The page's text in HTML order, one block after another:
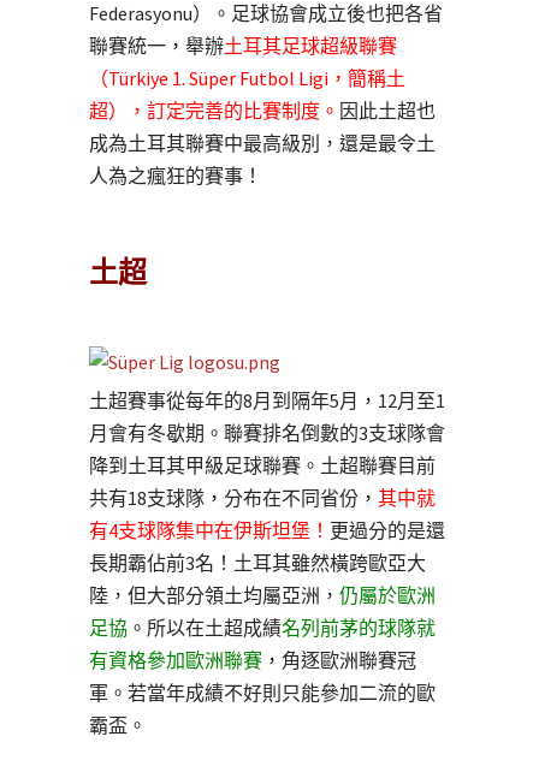
Federasyonu）。足球協會成立後也把各省
聯賽統一，舉辦土耳其足球超級聯賽
（Türkiye 1. Süper Futbol Ligi，簡稱土
超），訂定完善的比賽制度。 因此土超也
成為土耳其聯賽中最高級別，還是最令土
人為之瘋狂的賽事！
土超
土超賽事從每年的8月到隔年5月，12月至1
月會有冬歇期。聯賽排名倒數的3支球隊會
降到土耳其甲級足球聯賽。土超聯賽目前
共有18支球隊，分布在不同省份， 其中就
有4支球隊集中在伊斯坦堡！ 更過分的是還
長期霸佔前3名！土耳其雖然橫跨歐亞大
陸，但大部分領土均屬亞洲， 仍屬於歐洲
足協 。所以在土超成績名列前茅的球隊就
有資格參加歐洲聯賽 ，角逐歐洲聯賽冠
軍。若當年成績不好則只能參加二流的歐
霸盃。